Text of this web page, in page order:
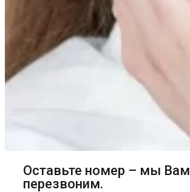
Оставьте номер – мы Вам
перезвоним.